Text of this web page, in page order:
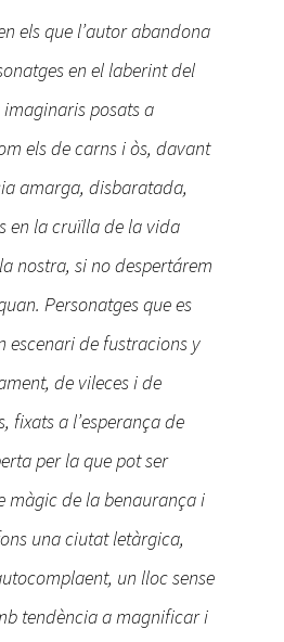
els que l’autor abandona
en el laberint del
imaginaris posats a
els de carns i òs, davant
amarga, disbaratada,
en la cruïlla de la vida
nostra, si no despertárem
Personatges que es
escenari de fustracions y
de vileces i de
fixats a l’esperança de
per la que pot ser
màgic de la benaurança i
una ciutat letàrgica,
un lloc sense
tendència a magnificar i